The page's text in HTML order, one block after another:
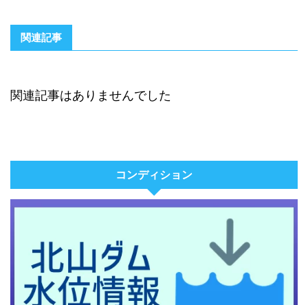
関連記事
関連記事はありませんでした
コンディション